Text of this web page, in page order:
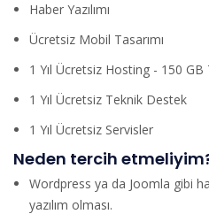
Haber Yazılımı
Ücretsiz Mobil Tasarımı
1 Yıl Ücretsiz Hosting - 150
1 Yıl Ücretsiz Teknik Destek
1 Yıl Ücretsiz Servisler
Neden tercih
Wordpress ya da Joomla gibi
yazılım olması.